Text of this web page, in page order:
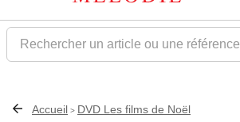
Rechercher un article ou une référence
Accueil > DVD Les films de Noël